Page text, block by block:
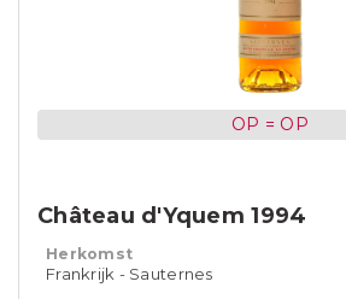
OP = OP
Château d'Yquem 1994
Herkomst
Frankrijk - Sauternes